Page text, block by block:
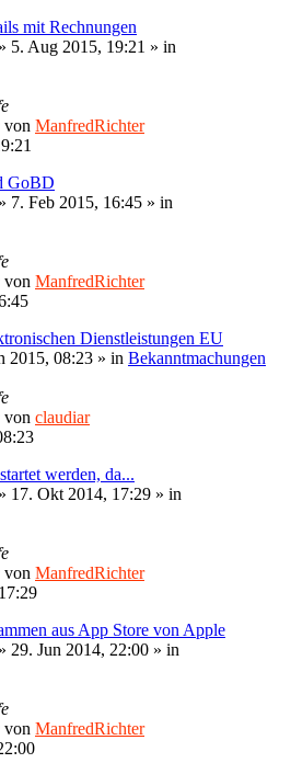
mit Rechnungen
5. Aug 2015, 19:21 » in
von ManfredRichter
GoBD
7. Feb 2015, 16:45 » in
von ManfredRichter
Dienstleistungen EU
2015, 08:23 » in Bekanntmachungen
von claudiar
werden, da...
17. Okt 2014, 17:29 » in
von ManfredRichter
aus App Store von Apple
29. Jun 2014, 22:00 » in
von ManfredRichter